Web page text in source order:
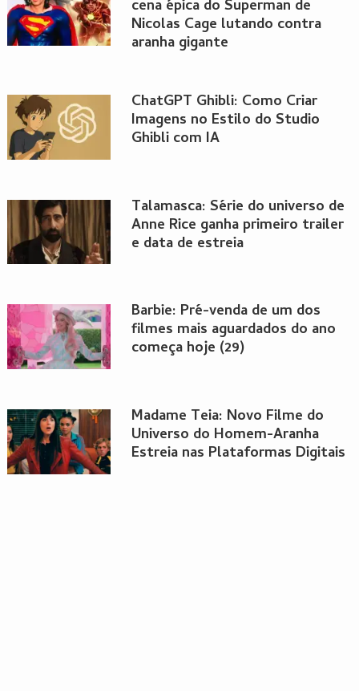
cena épica do Superman de
Nicolas Cage lutando contra
aranha gigante
ChatGPT Ghibli: Como Criar
Imagens no Estilo do Studio
Ghibli com IA
Talamasca: Série do universo de
Anne Rice ganha primeiro trailer
e data de estreia
Barbie: Pré-venda de um dos
filmes mais aguardados do ano
começa hoje (29)
Madame Teia: Novo Filme do
Universo do Homem-Aranha
Estreia nas Plataformas Digitais